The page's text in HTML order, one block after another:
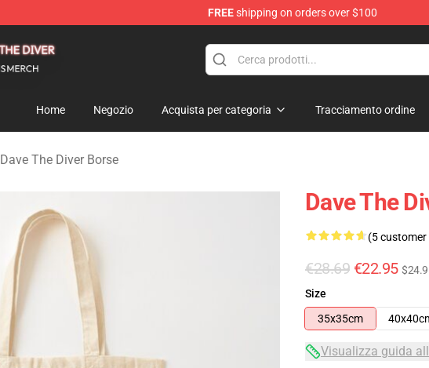
FREEshipping on orders over $100
Home Negozio Acquista per categoria Tracciamento ordine
Dave The Diver Borse
Dave The
(5 customer
€28.69 €22.95
Size
35x35cm
Visualizza guida